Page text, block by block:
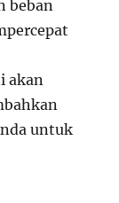
beban
akan
untuk